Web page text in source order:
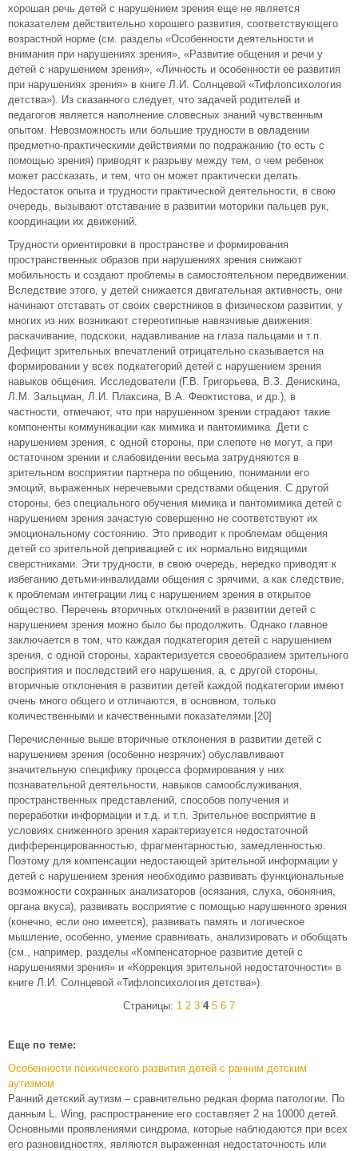
хорошая речь детей с нарушением зрения еще не является
показателем действительно хорошего развития, соответствующего
возрастной норме (см. разделы «Особенности деятельности и
внимания при нарушениях зрения», «Развитие общения и речи у
детей с нарушением зрения», «Личность и особенности ее развития
при нарушениях зрения» в книге Л.И. Солнцевой «Тифлопсихология
детства»). Из сказанного следует, что задачей родителей и
педагогов является наполнение словесных знаний чувственным
опытом. Невозможность или большие трудности в овладении
предметно-практическими действиями по подражанию (то есть с
помощью зрения) приводят к разрыву между тем, о чем ребенок
может рассказать, и тем, что он может практически делать.
Недостаток опыта и трудности практической деятельности, в свою
очередь, вызывают отставание в развитии моторики пальцев рук,
координации их движений.
Трудности ориентировки в пространстве и формирования
пространственных образов при нарушениях зрения снижают
мобильность и создают проблемы в самостоятельном передвижении.
Вследствие этого, у детей снижается двигательная активность, они
начинают отставать от своих сверстников в физическом развитии, у
многих из них возникают стереотипные навязчивые движения:
раскачивание, подскоки, надавливание на глаза пальцами и т.п.
Дефицит зрительных впечатлений отрицательно сказывается на
формировании у всех подкатегорий детей с нарушением зрения
навыков общения. Исследователи (Г.В. Григорьева, В.З. Денискина,
Л.М. Зальцман, Л.И. Плаксина, В.А. Феоктистова, и др.), в
частности, отмечают, что при нарушенном зрении страдают такие
компоненты коммуникации как мимика и пантомимика. Дети с
нарушением зрения, с одной стороны, при слепоте не могут, а при
остаточном зрении и слабовидении весьма затрудняются в
зрительном восприятии партнера по общению, понимании его
эмоций, выраженных неречевыми средствами общения. С другой
стороны, без специального обучения мимика и пантомимика детей с
нарушением зрения зачастую совершенно не соответствуют их
эмоциональному состоянию. Это приводит к проблемам общения
детей со зрительной депривацией с их нормально видящими
сверстниками. Эти трудности, в свою очередь, нередко приводят к
избеганию детьми-инвалидами общения с зрячими, а как следствие,
к проблемам интеграции лиц с нарушением зрения в открытое
общество. Перечень вторичных отклонений в развитии детей с
нарушением зрения можно было бы продолжить. Однако главное
заключается в том, что каждая подкатегория детей с нарушением
зрения, с одной стороны, характеризуется своеобразием зрительного
восприятия и последствий его нарушения, а, с другой стороны,
вторичные отклонения в развитии детей каждой подкатегории имеют
очень много общего и отличаются, в основном, только
количественными и качественными показателями.[20]
Перечисленные выше вторичные отклонения в развитии детей с
нарушением зрения (особенно незрячих) обуславливают
значительную специфику процесса формирования у них
познавательной деятельности, навыков самообслуживания,
пространственных представлений, способов получения и
переработки информации и т.д. и т.п. Зрительное восприятие в
условиях сниженного зрения характеризуется недостаточной
дифференцированностью, фрагментарностью, замедленностью.
Поэтому для компенсации недостающей зрительной информации у
детей с нарушением зрения необходимо развивать функциональные
возможности сохранных анализаторов (осязания, слуха, обоняния,
органа вкуса), развивать восприятие с помощью нарушенного зрения
(конечно, если оно имеется), развивать память и логическое
мышление, особенно, умение сравнивать, анализировать и обобщать
(см., например, разделы «Компенсаторное развитие детей с
нарушениями зрения» и «Коррекция зрительной недостаточности» в
книге Л.И. Солнцевой «Тифлопсихология детства»).
Страницы: 1 2 3 4 5 6 7
Еще по теме:
Особенности психического развития детей с ранним детским
аутизмом
Ранний детский аутизм – сравнительно редкая форма патологии. По
данным L. Wing, распространение его составляет 2 на 10000 детей.
Основными проявлениями синдрома, которые наблюдаются при всех
его разновидностях, являются выраженная недостаточность или